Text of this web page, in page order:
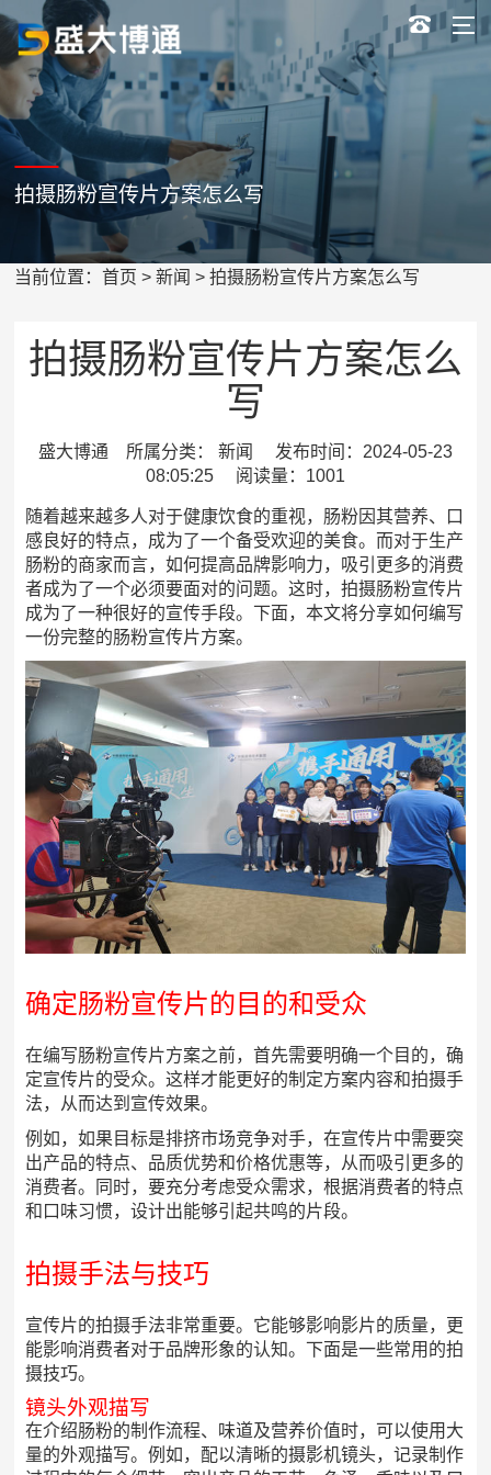
拍摄肠粉宣传片方案怎么写
当前位置：首页 >新闻 > 拍摄肠粉宣传片方案怎么写
拍摄肠粉宣传片方案怎么
写
盛大博通 所属分类： 新闻 发布时间：2024-05-23
08:05:25 阅读量：1001
随着越来越多人对于健康饮食的重视，肠粉因其营养、口
感良好的特点，成为了一个备受欢迎的美食。而对于生产
肠粉的商家而言，如何提高品牌影响力，吸引更多的消费
者成为了一个必须要面对的问题。这时，拍摄肠粉宣传片
成为了一种很好的宣传手段。下面，本文将分享如何编写
一份完整的肠粉宣传片方案。
确定肠粉宣传片的目的和受众
在编写肠粉宣传片方案之前，首先需要明确一个目的，确
定宣传片的受众。这样才能更好的制定方案内容和拍摄手
法，从而达到宣传效果。
例如，如果目标是排挤市场竞争对手，在宣传片中需要突
出产品的特点、品质优势和价格优惠等，从而吸引更多的
消费者。同时，要充分考虑受众需求，根据消费者的特点
和口味习惯，设计出能够引起共鸣的片段。
拍摄手法与技巧
宣传片的拍摄手法非常重要。它能够影响影片的质量，更
能影响消费者对于品牌形象的认知。下面是一些常用的拍
摄技巧。
镜头外观描写
在介绍肠粉的制作流程、味道及营养价值时，可以使用大
量的外观描写。例如，配以清晰的摄影机镜头，记录制作